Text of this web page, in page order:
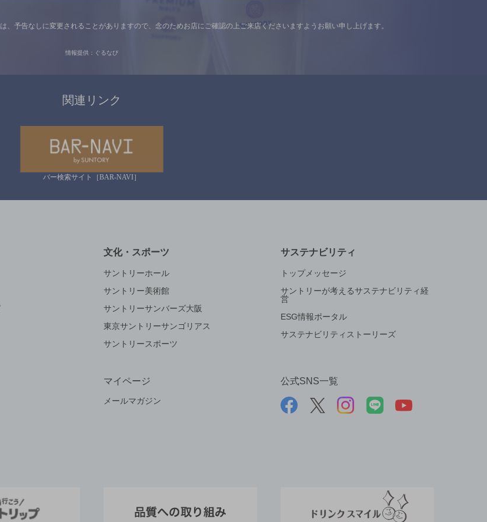
、 予告なしに変更されることがありますので、 念のためお店にご確認の上ご来店くださいますようお願い申し上げます。
情報提供：ぐるなび
関連リンク
バー検索サイト［BAR-NAVI］
文化・スポーツ
サントリーホール
サントリー美術館
サントリーサンバーズ大阪
東京サントリーサンゴリアス
サントリースポーツ
サステナビリティ
トップメッセージ
サントリーが考えるサステナビリティ経
営
ESG情報ポータル
サステナビリティストーリーズ
マイページ
メールマガジン
公式SNS一覧